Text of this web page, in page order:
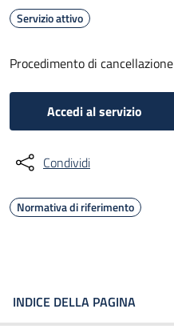
Servizio attivo
Procedimento di
Accedi al servizio
Condividi
Normativa di riferimento
INDICE DELLA PAGINA